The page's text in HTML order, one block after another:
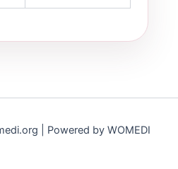
| Powered by WOMEDI